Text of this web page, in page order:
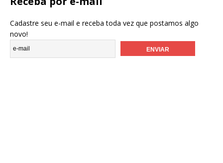
Cadastre seu e-mail e receba toda vez que postamos algo
novo!